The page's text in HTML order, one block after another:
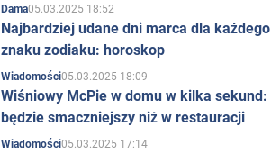
Dama05.03.2025 18:52
Najbardziej udane dni marca dla każdego
znaku zodiaku: horoskop
Wiadomości05.03.2025 18:09
Wiśniowy McPie w domu w kilka sekund:
będzie smaczniejszy niż w restauracji
Wiadomości05.03.2025 17:14